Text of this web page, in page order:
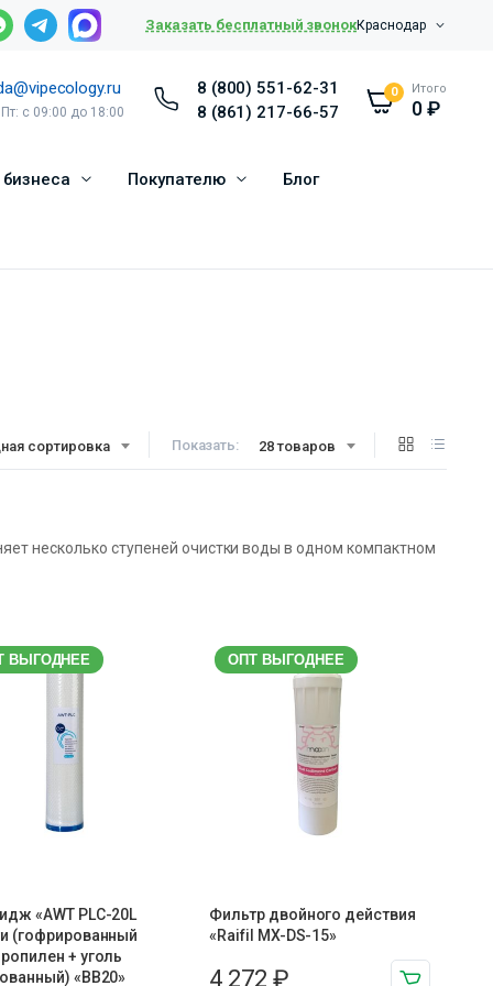
Заказать бесплатный звонокКраснодар
с 09:00 до 18:00
8 (800) 551-62-31
8 (861) 217-66-57
0 Итого
0₽
Покупателю Блог
сортировка Показать: 28 товаров
несколько ступеней очистки воды в одном компактном
ВЫГОДНЕЕ
«AWT PLC-20L
(гофрированный
+ уголь
«BB20»
ОПТ ВЫГОДНЕЕ
Фильтр двойного действия
«Raifil MX-DS-15»
4 272₽